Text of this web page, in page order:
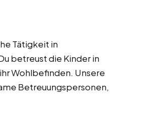
Tätigkeit in
betreust die Kinder in
Wohlbefinden. Unsere
Betreuungspersonen,